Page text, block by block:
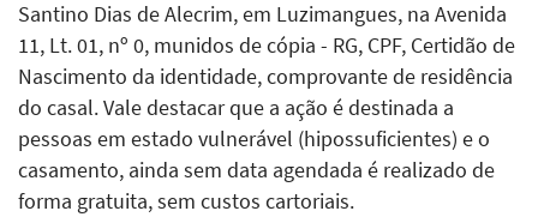
Santino Dias de Alecrim, em Luzimangues, na Avenida
11, Lt. 01, nº 0, munidos de cópia - RG, CPF, Certidão de
Nascimento da identidade, comprovante de residência
do casal. Vale destacar que a ação é destinada a
pessoas em estado vulnerável (hipossuficientes) e o
casamento, ainda sem data agendada é realizado de
forma gratuita, sem custos cartoriais.